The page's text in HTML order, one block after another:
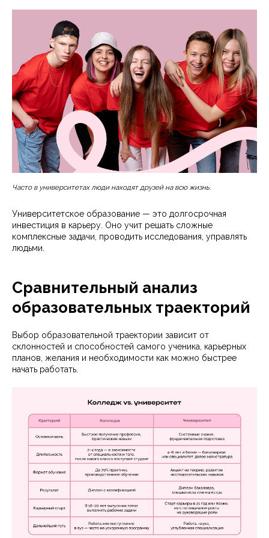
Часто в университетах люди находят друзей на всю жизнь.
Университетское образование — это долгосрочная
инвестиция в карьеру. Оно учит решать сложные
комплексные задачи, проводить исследования, управлять
людьми.
Сравнительный анализ
образовательных траекторий
Выбор образовательной траектории зависит от
склонностей и способностей самого ученика, карьерных
планов, желания и необходимости как можно быстрее
начать работать.